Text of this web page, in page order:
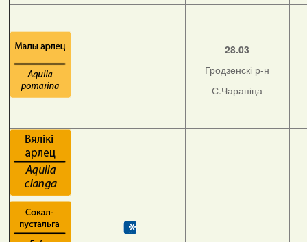
28.03
Гродзенскі р-н
С.Чарапіца